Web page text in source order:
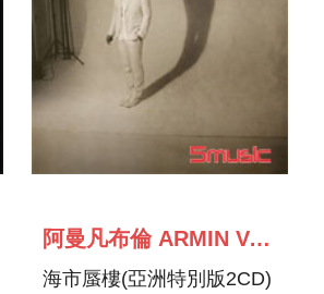
阿曼凡布倫 ARMIN VAN BUUREN
海市蜃樓(亞洲特別版2CD)